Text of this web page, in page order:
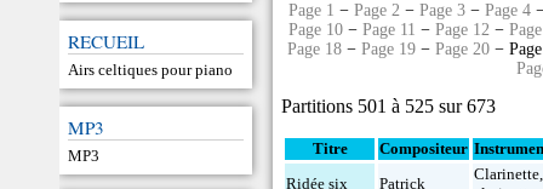
RECUEIL
Airs celtiques pour piano
MP3
MP3
Page 1 −Page 2 −Page 3 −Page 4
Page 10− Page 11 − Page 12−
Page 18 −Page 19 −Page 20 −
Partitions 501 à 525 sur 673
Titre Compositeur
Ridée six
Patrick
Clarinette,